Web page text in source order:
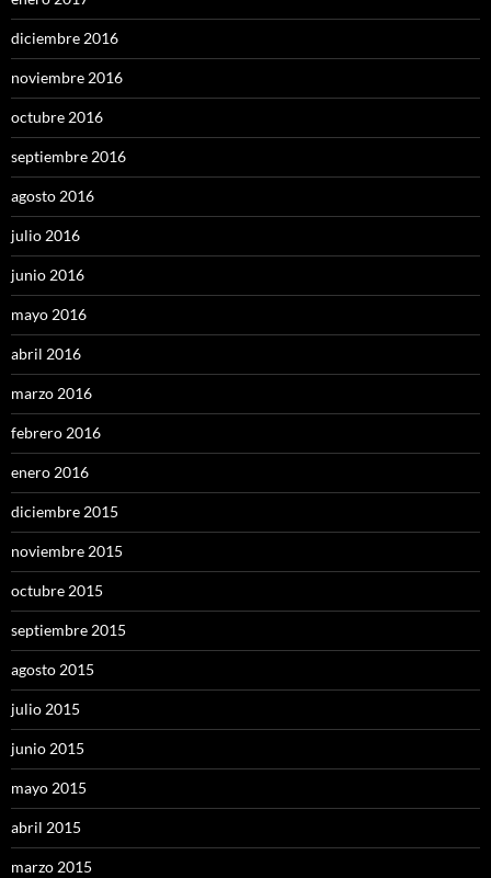
diciembre 2016
noviembre 2016
octubre 2016
septiembre 2016
agosto 2016
julio 2016
junio 2016
mayo 2016
abril 2016
marzo 2016
febrero 2016
enero 2016
diciembre 2015
noviembre 2015
octubre 2015
septiembre 2015
agosto 2015
julio 2015
junio 2015
mayo 2015
abril 2015
marzo 2015